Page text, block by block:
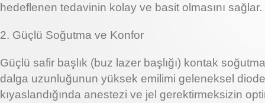
hedeflenen tedavinin kolay ve basit olmasını sağlar.
2. Güçlü Soğutma ve Konfor
Güçlü safir başlık (buz lazer başlığı) kontak
dalga uzunluğunun yüksek emilimi geleneksel
kıyaslandığında anestezi ve jel gerektirmeksizin